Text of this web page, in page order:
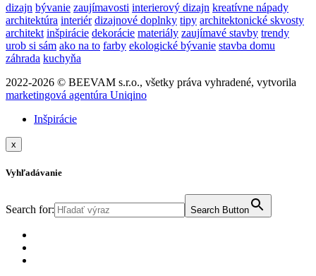
dizajn bývanie zaujímavosti interierový dizajn kreatívne nápady
architektúra interiér dizajnové doplnky tipy architektonické skvosty
architekt inšpirácie dekorácie materiály zaujímavé stavby trendy
urob si sám ako na to farby ekologické bývanie stavba domu
záhrada kuchyňa
2022-2026 © BEEVAM s.r.o., všetky práva vyhradené, vytvorila
marketingová agentúra Uniqino
Inšpirácie
x
Vyhľadávanie
Search for: Search Button